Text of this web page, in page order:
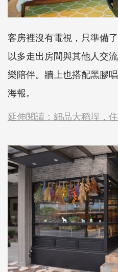
客房裡沒有電視，只準備
以多走出房間與其他人交
樂陪伴。牆上也搭配黑膠
海報。
延伸閱讀：細品大稻埕，